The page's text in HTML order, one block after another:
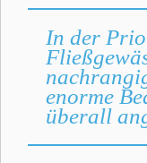
In der
enorme
überall